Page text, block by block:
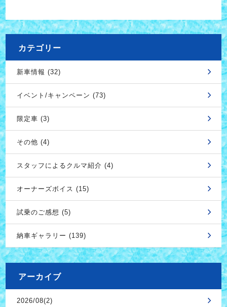
カテゴリー
新車情報 (32)
イベント/キャンペーン (73)
限定車 (3)
その他 (4)
スタッフによるクルマ紹介 (4)
オーナーズボイス (15)
試乗のご感想 (5)
納車ギャラリー (139)
アーカイブ
2026/08(2)